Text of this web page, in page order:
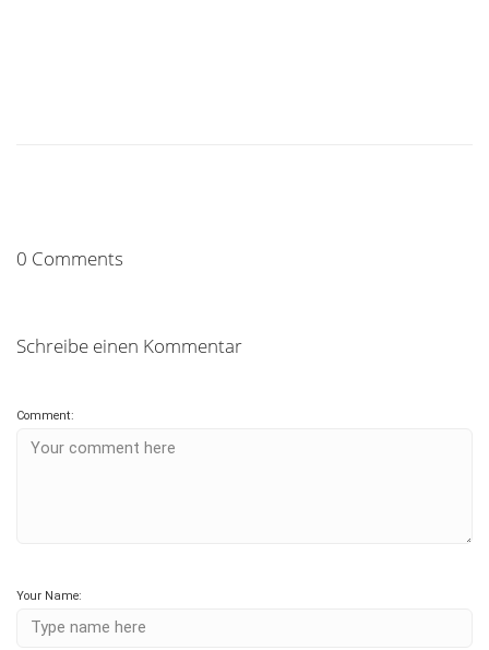
0 Comments
Schreibe einen Kommentar
Comment:
Your Name: